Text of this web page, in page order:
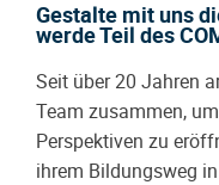
Gestalte mit uns
werde Teil des
Seit über 20 Jahren
Team zusammen,
Perspektiven zu
ihrem Bildungsweg